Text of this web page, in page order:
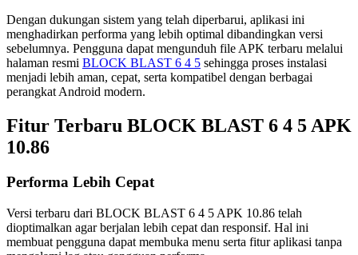
Dengan dukungan sistem yang telah diperbarui, aplikasi ini
menghadirkan performa yang lebih optimal dibandingkan versi
sebelumnya. Pengguna dapat mengunduh file APK terbaru melalui
halaman resmi BLOCK BLAST 6 4 5 sehingga proses instalasi
menjadi lebih aman, cepat, serta kompatibel dengan berbagai
perangkat Android modern.
Fitur Terbaru BLOCK BLAST 6 4 5 APK
10.86
Performa Lebih Cepat
Versi terbaru dari BLOCK BLAST 6 4 5 APK 10.86 telah
dioptimalkan agar berjalan lebih cepat dan responsif. Hal ini
membuat pengguna dapat membuka menu serta fitur aplikasi tanpa